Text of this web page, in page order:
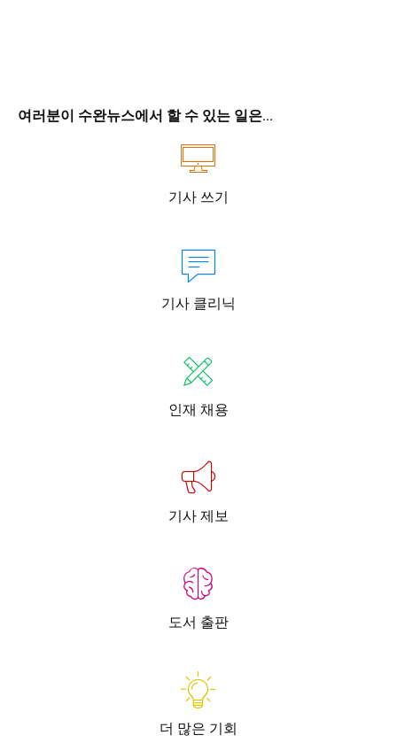
여러분이 수완뉴스에서 할 수 있는 일은...
기사 쓰기
기사 클리닉
인재 채용
기사 제보
도서 출판
더 많은 기회